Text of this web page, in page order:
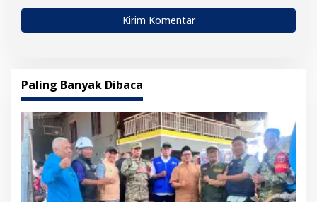
Paling Banyak Dibaca